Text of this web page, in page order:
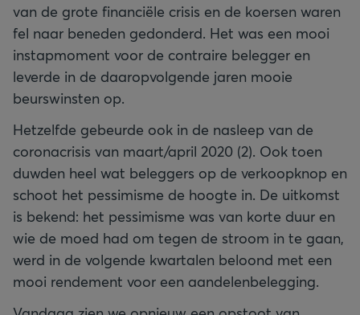
van de grote financiële crisis en de koersen waren
fel naar beneden gedonderd. Het was een mooi
instapmoment voor de contraire belegger en
leverde in de daaropvolgende jaren mooie
beurswinsten op.
Hetzelfde gebeurde ook in de nasleep van de
coronacrisis van maart/april 2020 (2). Ook toen
duwden heel wat beleggers op de verkoopknop en
schoot het pessimisme de hoogte in. De uitkomst
is bekend: het pessimisme was van korte duur en
wie de moed had om tegen de stroom in te gaan,
werd in de volgende kwartalen beloond met een
mooi rendement voor een aandelenbelegging.